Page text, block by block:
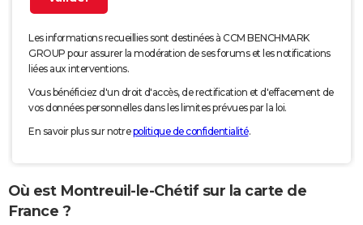
Les informations recueillies sont destinées à CCM BENCHMARK
GROUP pour assurer la modération de ses forums et les notifications
liées aux interventions.
Vous bénéficiez d'un droit d'accès, de rectification et d'effacement de
vos données personnelles dans les limites prévues par la loi.
En savoir plus sur notrepolitique de confidentialité.
Où est Montreuil-le-Chétif sur la carte de
France ?